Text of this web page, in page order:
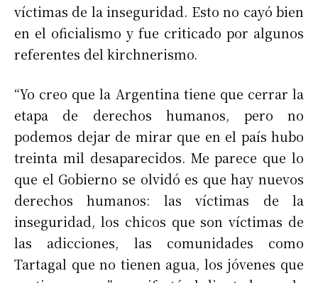
víctimas de la inseguridad. Esto no cayó bien
en el oficialismo y fue criticado por algunos
referentes del kirchnerismo.
“Yo creo que la Argentina tiene que cerrar la
etapa de derechos humanos, pero no
podemos dejar de mirar que en el país hubo
treinta mil desaparecidos. Me parece que lo
que el Gobierno se olvidó es que hay nuevos
derechos humanos: las víctimas de la
inseguridad, los chicos que son víctimas de
las adicciones, las comunidades como
Tartagal que no tienen agua, los jóvenes que